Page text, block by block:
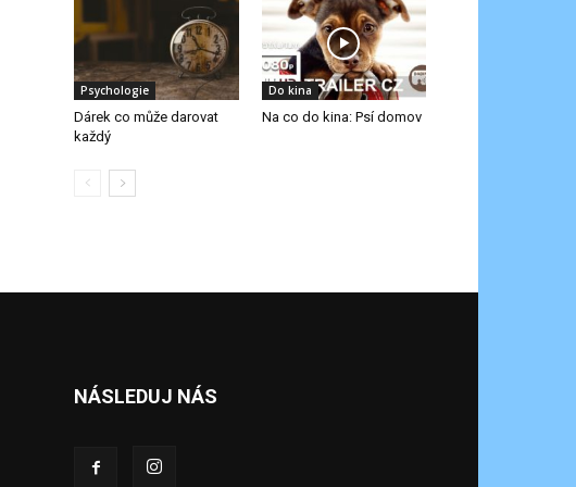
Psychologie
Dárek co může darovat
každý
Do kina
Na co do kina: Psí domov
NÁSLEDUJ NÁS